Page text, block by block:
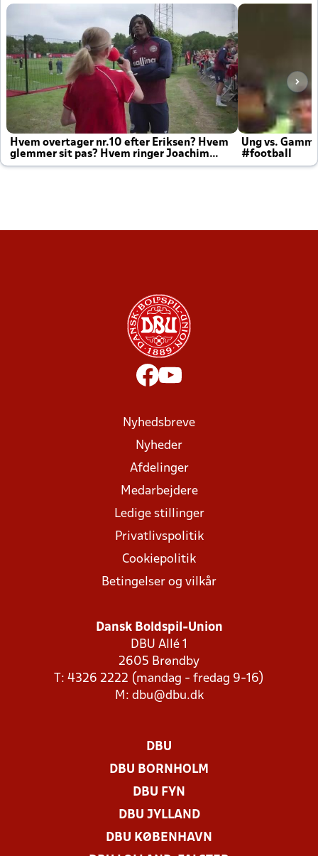
Hvem overtager nr.10 efter Eriksen? Hvem
glemmer sit pas? Hvem ringer Joachim
altid til efter kampe?
Ung vs.
#football
Nyhedsbreve
Nyheder
Afdelinger
Medarbejdere
Ledige stillinger
Privatlivspolitik
Cookiepolitik
Betingelser og vilkår
Dansk Boldspil-Union
DBU Allé 1
2605 Brøndby
T: 4326 2222 (mandag - fredag 9-16)
M: dbu@dbu.dk
DBU
DBU BORNHOLM
DBU FYN
DBU JYLLAND
DBU KØBENHAVN